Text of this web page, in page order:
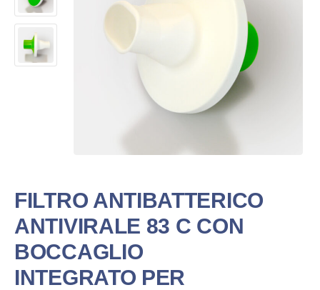
FILTRO ANTIBATTERICO
ANTIVIRALE 83 C CON
BOCCAGLIO
INTEGRATO PER